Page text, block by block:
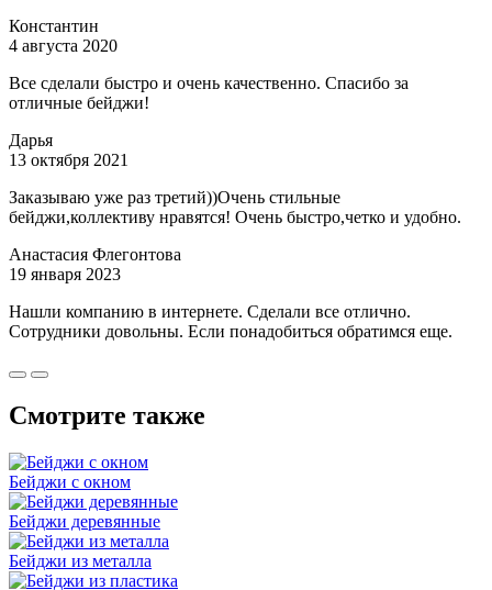
Константин
4 августа 2020
Все сделали быстро и очень качественно. Спасибо за
отличные бейджи!
Дарья
13 октября 2021
Заказываю уже раз третий))Очень стильные
бейджи,коллективу нравятся! Очень быстро,четко и удобно.
Анастасия Флегонтова
19 января 2023
Нашли компанию в интернете. Сделали все отлично.
Сотрудники довольны. Если понадобиться обратимся еще.
Смотрите также
Бейджи с окном
Бейджи деревянные
Бейджи из металла